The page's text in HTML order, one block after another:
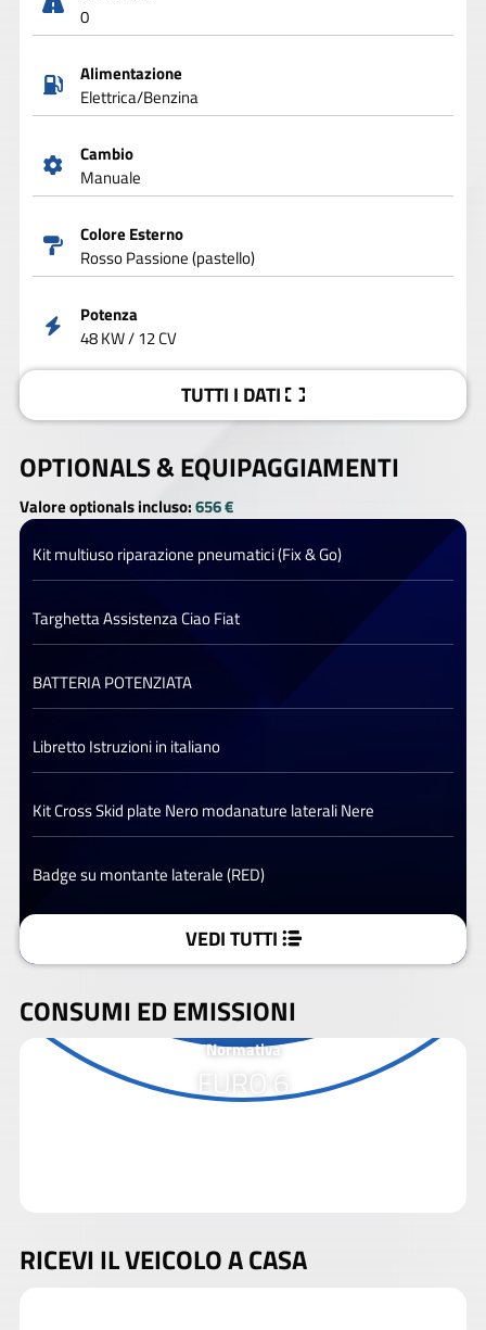
0
Alimentazione
Elettrica/Benzina
Cambio
Manuale
Colore Esterno
Rosso Passione (pastello)
Potenza
48 KW / 12 CV
TUTTI I DATI
OPTIONALS &EQUIPAGGIAMENTI
Valore optionals incluso:656 €
Kit multiuso riparazione pneumatici (Fix & Go)
Targhetta Assistenza Ciao Fiat
BATTERIA POTENZIATA
Libretto Istruzioni in italiano
Kit Cross Skid plate Nero modanature laterali Nere
Badge su montante laterale (RED)
VEDI TUTTI
CONSUMI ED EMISSIONI
Normativa
EURO 6
RICEVI IL VEICOLO A CASA